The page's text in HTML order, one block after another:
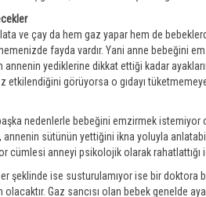
ve çay da hem gaz yapar hem de
fayda vardır. Yani anne bebeğini
yediklerine dikkat ettiği kadar
etkilendiğini görüyorsa o gıdayı
nedenlerle bebeğini emzirmek
annenin sütünün yettiğini ikna yoluyla
cümlesi anneyi psikolojik olarak rahatlattığı
şeklinde ise susturulamıyor ise bir doktora
Gaz sancısı olan bebek genelde